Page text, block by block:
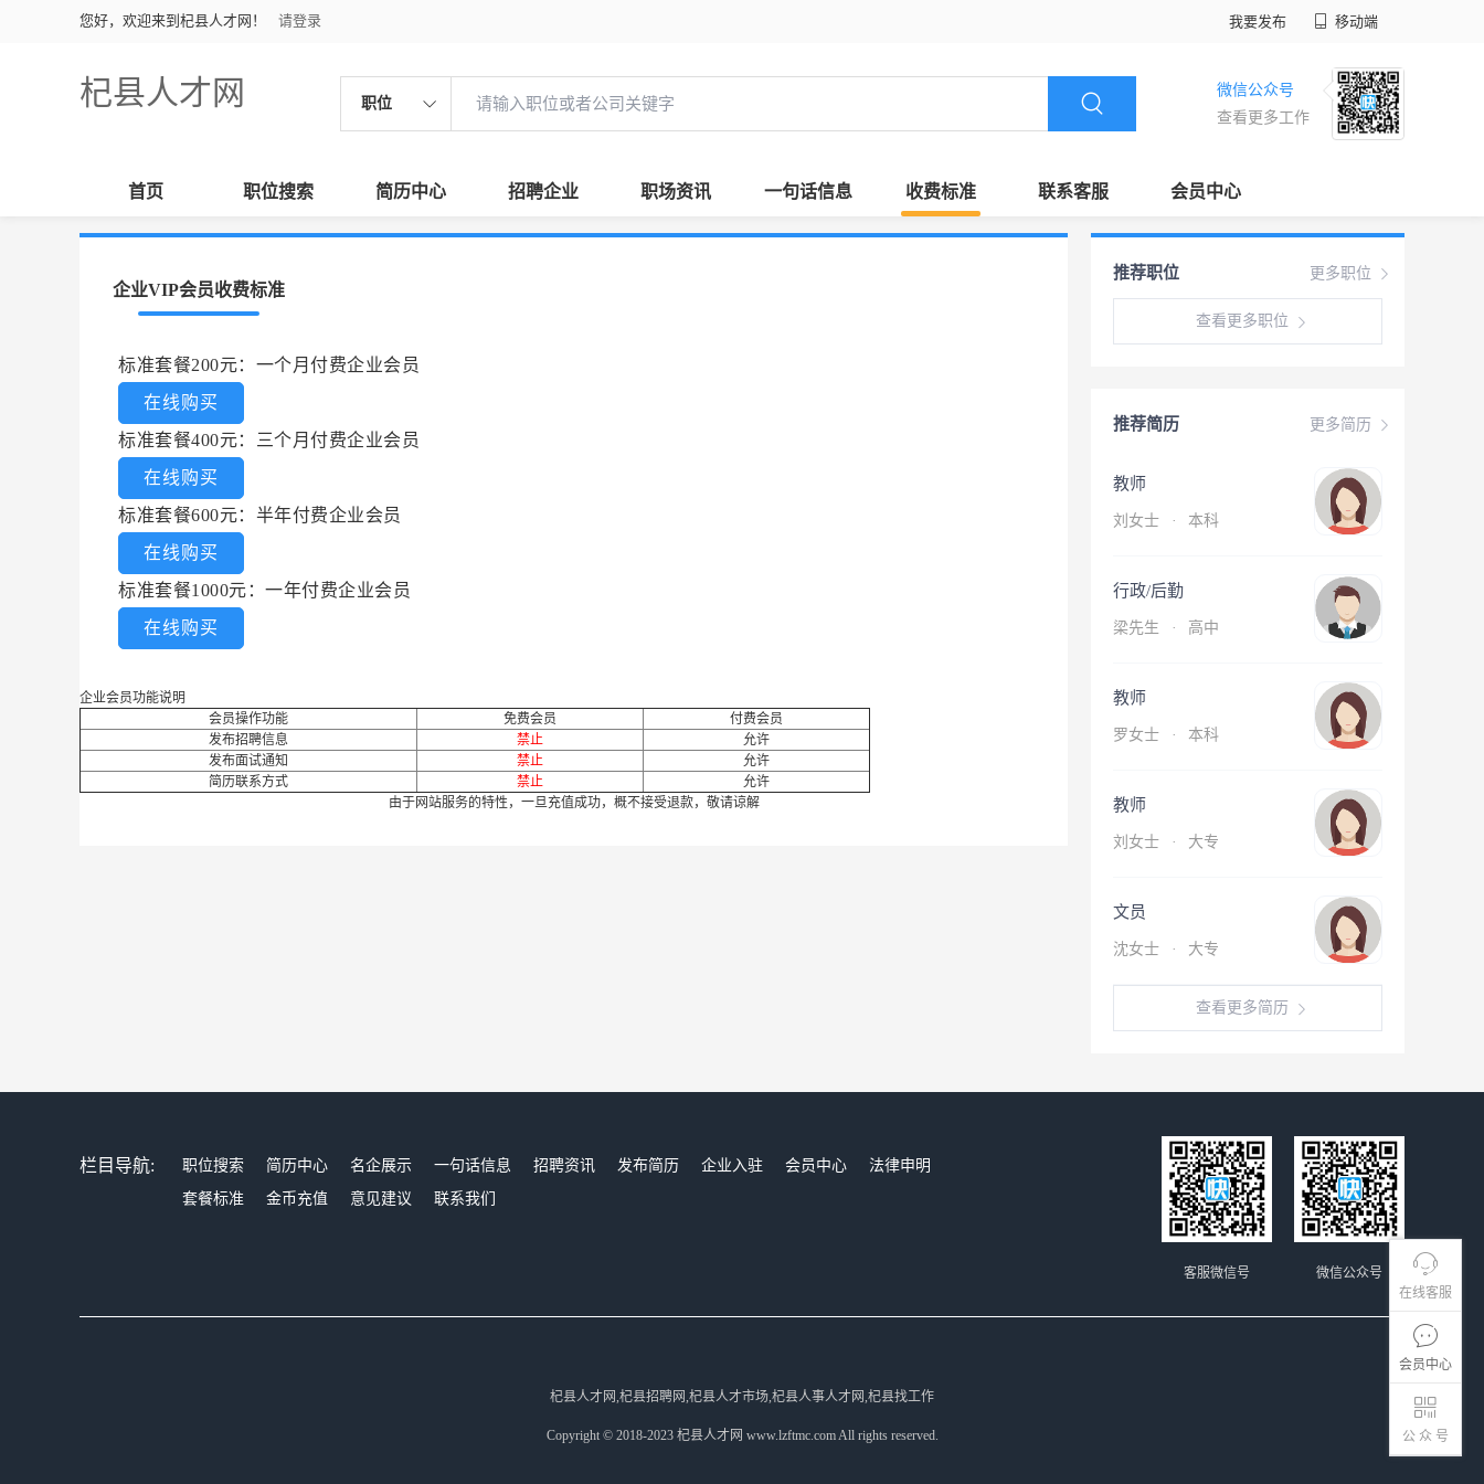
您好，欢迎来到杞县人才网！ 请登录 我要发布 移动端
杞县人才网 职位
微信公众号
查看更多工作
首页 职位搜索 简历中心 招聘企业 职场资讯 一句话信息 收费标准 联系客服 会员中心
在线客服
会员中心
公 众 号
企业VIP会员收费标准
标准套餐200元：一个月付费企业会员
在线购买
标准套餐400元：三个月付费企业会员
在线购买
标准套餐600元：半年付费企业会员
在线购买
标准套餐1000元：一年付费企业会员
在线购买
企业会员功能说明
会员操作功能
免费会员
付费会员
发布招聘信息
禁止
允许
发布面试通知
禁止
允许
简历联系方式
禁止
允许
由于网站服务的特性，一旦充值成功，概不接受退款，敬请谅解
更多职位
推荐职位
查看更多职位
更多简历
推荐简历
教师
刘女士 · 本科
行政/后勤
梁先生 · 高中
教师
罗女士 · 本科
教师
刘女士 · 大专
文员
沈女士 · 大专
查看更多简历
栏目导航: 职位搜索 简历中心 名企展示 一句话信息 招聘资讯 发布简历 企业入驻 会员中心
法律申明
套餐标准
金币充值 意见建议 联系我们
微信公众号
客服微信号
杞县人才网,杞县招聘网,杞县人才市场,杞县人事人才网,杞县找工作
Copyright © 2018-2023 杞县人才网 www.lzftmc.com All rights reserved.